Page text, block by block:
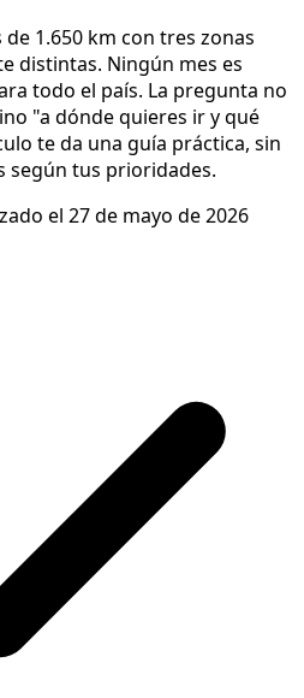
1.650 km con tres zonas
distintas. Ningún mes es
todo el país. La pregunta no
"a dónde quieres ir y qué
te da una guía práctica, sin
según tus prioridades.
el 27 de mayo de 2026